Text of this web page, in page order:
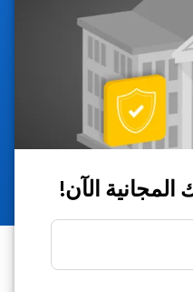
الآن!